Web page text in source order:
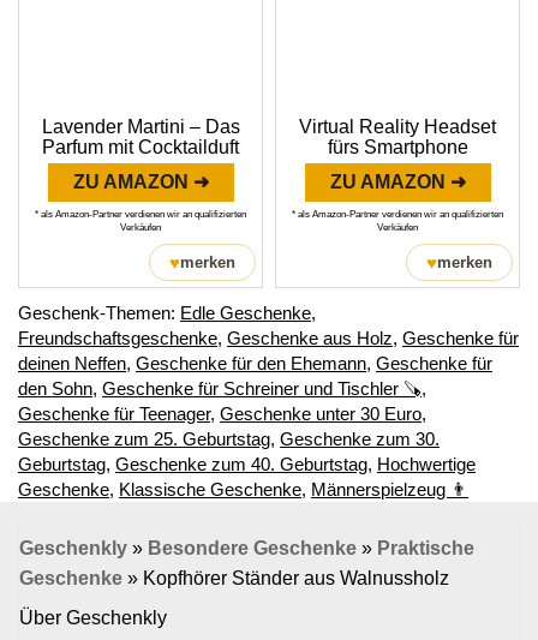
Lavender Martini – Das
Parfum mit Cocktailduft
ZU AMAZON ➜
* als Amazon-Partner verdienen wir an qualifizierten
Verkäufen
♥merken
Virtual Reality Headset
fürs Smartphone
ZU AMAZON ➜
* als Amazon-Partner verdienen wir an qualifizierten
Verkäufen
♥merken
Geschenk-Themen: Edle Geschenke,
Freundschaftsgeschenke, Geschenke aus Holz, Geschenke für
deinen Neffen, Geschenke für den Ehemann, Geschenke für
den Sohn, Geschenke für Schreiner und Tischler 🪚,
Geschenke für Teenager, Geschenke unter 30 Euro,
Geschenke zum 25. Geburtstag, Geschenke zum 30.
Geburtstag, Geschenke zum 40. Geburtstag, Hochwertige
Geschenke, Klassische Geschenke, Männerspielzeug 👨
Geschenkly » Besondere Geschenke » Praktische
Geschenke » Kopfhörer Ständer aus Walnussholz
Über Geschenkly